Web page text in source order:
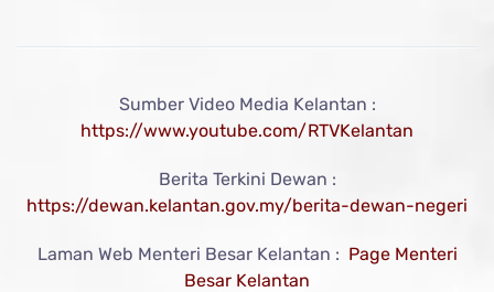
Sumber Video Media Kelantan :
https://www.youtube.com/RTVKelantan
Berita Terkini Dewan :
https://dewan.kelantan.gov.my/berita-dewan-negeri
Laman Web Menteri Besar Kelantan : Page Menteri
Besar Kelantan